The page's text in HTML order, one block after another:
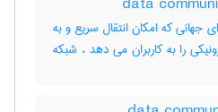
جهانی که امکان انتقال سریع و به
را به کاربران می دهد ، شبکه